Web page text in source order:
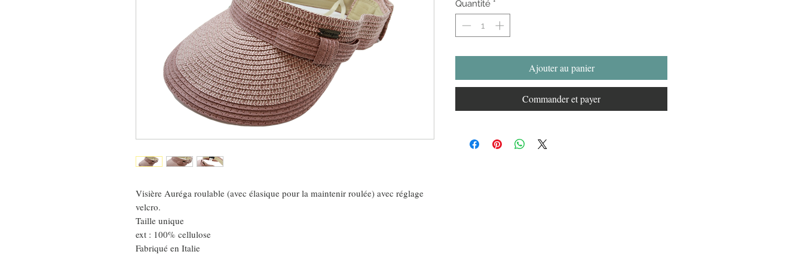
Visière Auréga roulable (avec élasique pour la maintenir roulée) avec réglage
velcro.
Taille unique
ext : 100% cellulose
Fabriqué en Italie
Quantité *
Ajouter au panier
Commander et payer